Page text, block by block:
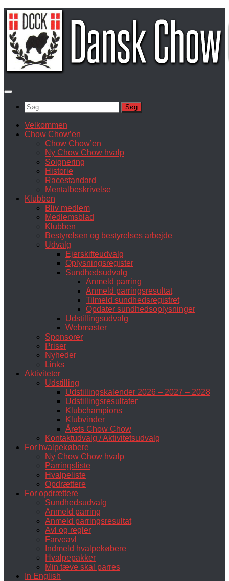
Skip
to
content
Søg
efter:
Velkommen
Chow Chow’en
Chow Chow’en
Ny Chow Chow hvalp
Soignering
Historie
Racestandard
Mentalbeskrivelse
Klubben
Bliv medlem
Medlemsblad
Klubben
Bestyrelsen og bestyrelses arbejde
Udvalg
Ejerskifteudvalg
Oplysningsregister
Sundhedsudvalg
Anmeld parring
Anmeld parringsresultat
Tilmeld sundhedsregistret
Opdater sundhedsoplysninger
Udstillingsudvalg
Webmaster
Sponsorer
Priser
Nyheder
Links
Aktiviteter
Udstilling
Udstillingskalender 2026 – 2027 – 2028
Udstillingsresultater
Klubchampions
Klubvinder
Årets Chow Chow
Kontaktudvalg / Aktivitetsudvalg
For hvalpekøbere
Ny Chow Chow hvalp
Parringsliste
Hvalpeliste
Opdrættere
For opdrættere
Sundhedsudvalg
Anmeld parring
Anmeld parringsresultat
Avl og regler
Farveavl
Indmeld hvalpekøbere
Hvalpepakker
Min tæve skal parres
In English